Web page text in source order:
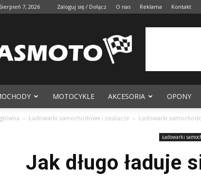
7, 2026 Zaloguj się / Dołącz O nas Reklama Kontakt
MOTOCYKLE AKCESORIA OPONY
Ładowarki samochodowe i zasilacze Ładowarki
Ładowarki
Jak długo ładuje